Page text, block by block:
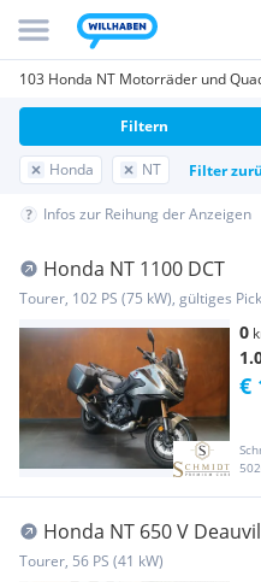
103 Honda NT Motorräder und
Honda NT Filter
Filtern
Infos zur Reihung der Anzeigen
Honda NT 1100 DCT
Tourer, 102 PS (75 kW), gültiges
0
€
Honda NT 650 V
Tourer, 56 PS (41 kW)